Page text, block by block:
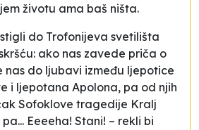
životu ama baš ništa.
do Trofonijeva svetilišta
ako nas zavede priča o
nas do ljubavi između ljepotice
i ljepotana Apolona, pa od njih
Sofoklove tragedije Kralj
Eeeeha! Stani! – rekli bi